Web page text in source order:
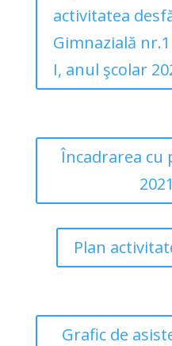
activitatea
Gimnazială
I, anul şcolar
Încadrarea cu
Plan
Grafic de